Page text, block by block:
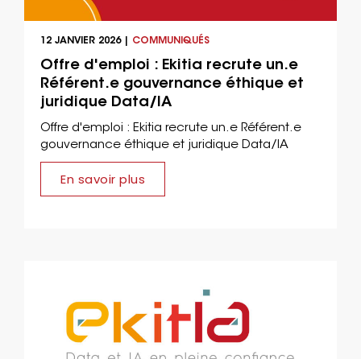
12 JANVIER 2026 | COMMUNIQUÉS
Offre d'emploi : Ekitia recrute un.e
Référent.e gouvernance éthique et
juridique Data/IA
Offre d'emploi : Ekitia recrute un.e Référent.e
gouvernance éthique et juridique Data/IA
En savoir plus